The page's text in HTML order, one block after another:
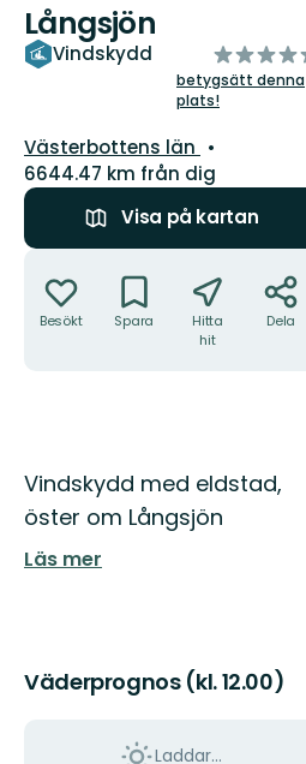
Långsjön
Vindskydd
av
5
stjärnor
betygsätt denna
plats!
Län:
Västerbottens län
6644.47 km från dig
Visa på kartan
Besökt Spara
Hitta
hit
Dela
Beskrivning
Vindskydd med eldstad,
öster om Långsjön
Läs mer
Väderprognos (kl. 12.00)
Laddar...